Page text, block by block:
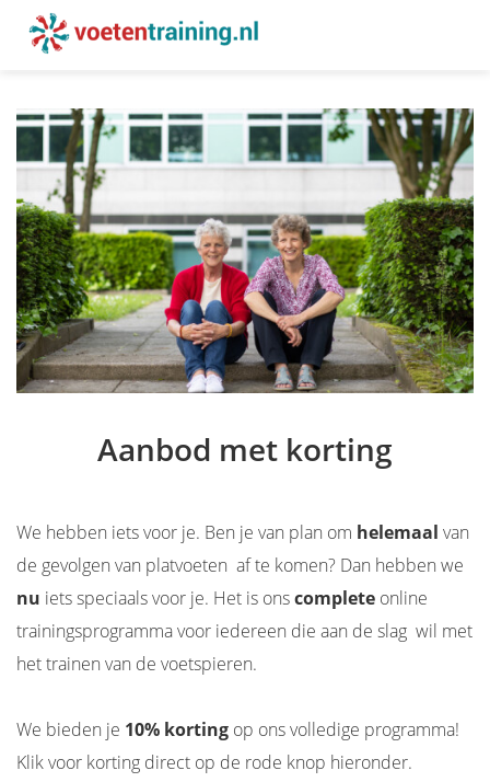
Aanbod met korting
We hebben iets voor je. Ben je van plan om helemaal van
de gevolgen van platvoeten af te komen? Dan hebben we
nu iets speciaals voor je. Het is onscomplete online
trainingsprogramma voor iedereen die aan de slag wil met
het trainen van de voetspieren.
We bieden je 10% korting op ons volledige programma!
Klik voor korting direct op de rode knop hieronder.